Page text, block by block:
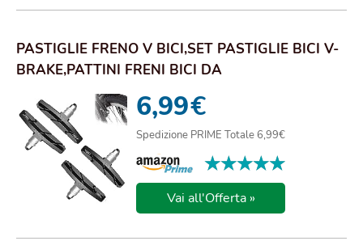
PASTIGLIE FRENO V BICI,SET PASTIGLIE BICI V-
BRAKE,PATTINI FRENI BICI DA
CORSA,PASTIGLIE...6,99€
Spedizione PRIME Totale 6,99€
★★★★★
★★★★★
Vai all'Offerta »